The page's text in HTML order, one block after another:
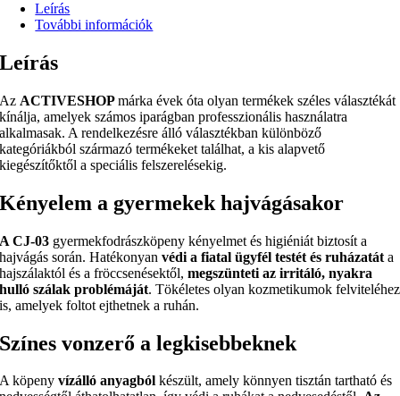
Leírás
További információk
Leírás
Az ACTIVESHOPmárka évek óta olyan termékek széles választékát
kínálja, amelyek számos iparágban professzionális használatra
alkalmasak. A rendelkezésre álló választékban különböző
kategóriákból származó termékeket találhat, a kis alapvető
kiegészítőktől a speciális felszerelésekig.
Kényelem a gyermekek hajvágásakor
A CJ-03 gyermekfodrászköpeny kényelmet és higiéniát biztosít a
hajvágás során. Hatékonyanvédi a fiatal ügyfél testét és ruházatát a
hajszálaktól és a fröccsenésektől,megszünteti az irritáló, nyakra
hulló szálak problémáját. Tökéletes olyan kozmetikumok felviteléhez
is, amelyek foltot ejthetnek a ruhán.
Színes vonzerő a legkisebbeknek
A köpenyvízálló anyagból készült, amely könnyen tisztán tartható és